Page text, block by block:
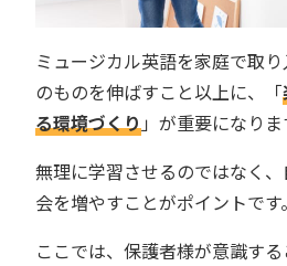
ミュージカル英語を家庭で取
のものを伸ばすこと以上に、「
る環境づくり」が重要になりま
無理に学習させるのではなく
会を増やすことがポイントです。
ここでは、保護者様が意識す